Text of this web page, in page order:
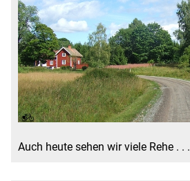
Auch heute sehen wir viele Rehe . . .